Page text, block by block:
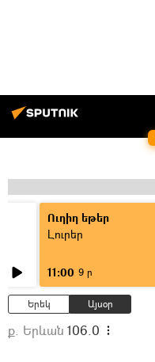
Ուղիղ եթեր
Լուրեր
11:00 9 ր
Երեկ Այսօր
ք. Երևան 106.0